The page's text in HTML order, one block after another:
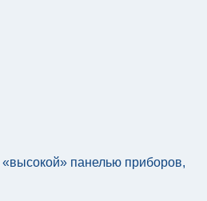
панелью приборов,